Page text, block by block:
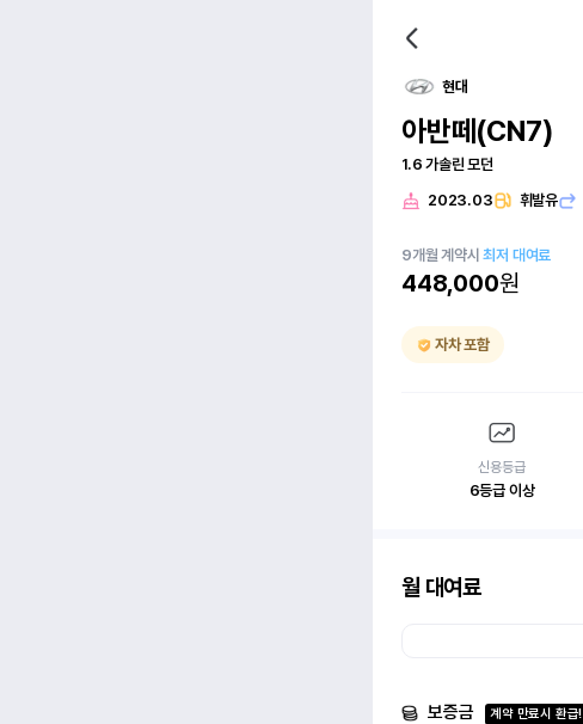
현대
아반떼(CN7)
1.6 가솔린 모던
2023.03 휘발유
9개월 계약시최저 대여료
448,000원
자차 포함
신용등급
6등급 이상
월 대여료
보증금 계약 만료시 환급!